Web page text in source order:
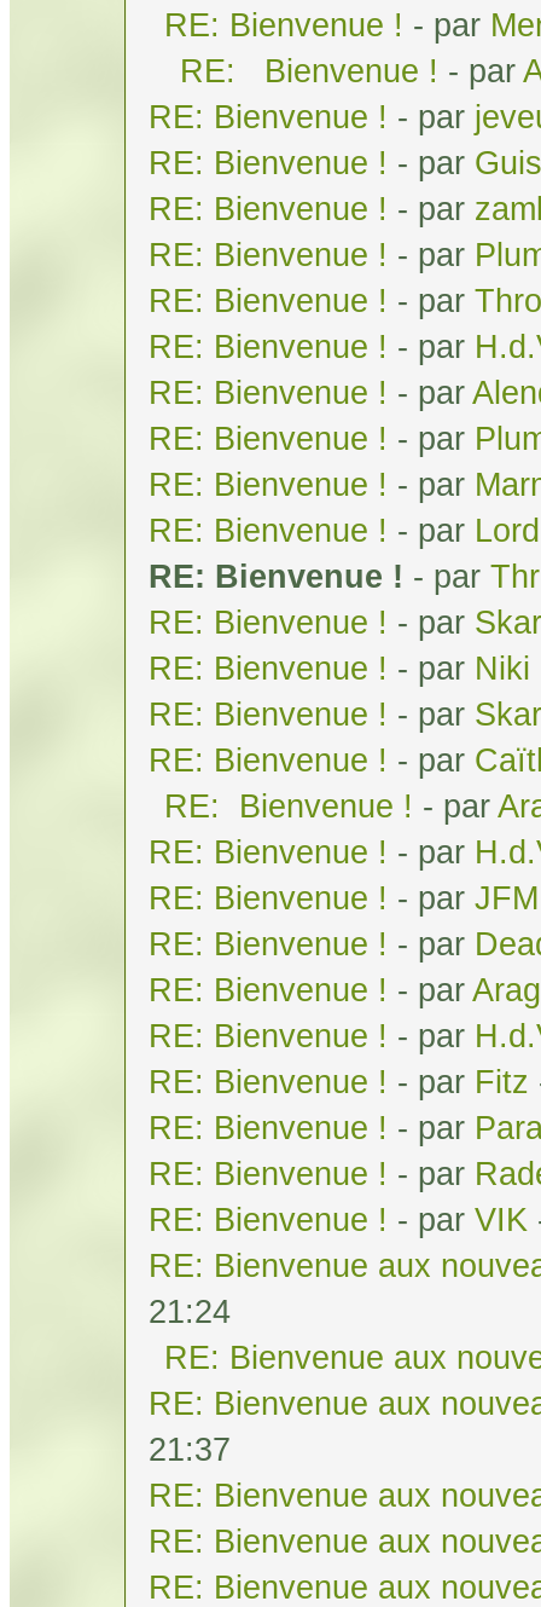
RE: Bienvenue ! - par
RE: Bienvenue ! - par
RE: Bienvenue ! - par
RE: Bienvenue ! - par
RE: Bienvenue ! - par
RE: Bienvenue ! - par
RE: Bienvenue ! - par
RE: Bienvenue ! - par
RE: Bienvenue ! - par
RE: Bienvenue ! - par
RE: Bienvenue ! - par
RE: Bienvenue ! - par
RE: Bienvenue ! - par
RE: Bienvenue ! - par
RE: Bienvenue ! - par Niki
RE: Bienvenue ! - par
RE: Bienvenue ! - par
RE: Bienvenue ! - par
RE: Bienvenue ! - par
RE: Bienvenue ! - par JFM
RE: Bienvenue ! - par
RE: Bienvenue ! - par
RE: Bienvenue ! - par
RE: Bienvenue ! - par Fitz
RE: Bienvenue ! - par
RE: Bienvenue ! - par
RE: Bienvenue ! - par VIK
RE: Bienvenue aux
21:24
RE: Bienvenue aux
RE: Bienvenue aux
21:37
RE: Bienvenue aux
RE: Bienvenue aux
RE: Bienvenue aux